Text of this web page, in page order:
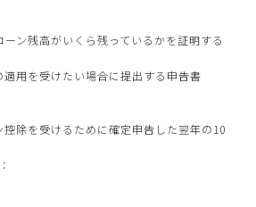
ーン残高がいくら残っているかを証明する
適用を受けたい場合に提出する申告書
控除を受けるために確定申告した翌年の10